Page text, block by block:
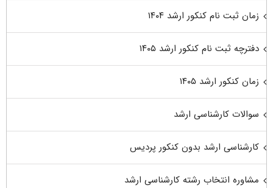
زمان ثبت نام کنکور ارشد ۱۴۰۴
دفترچه ثبت نام کنکور ارشد ۱۴۰۵
زمان کنکور ارشد ۱۴۰۵
سوالات کارشناسی ارشد
کارشناسی ارشد بدون کنکور پردیس
مشاوره انتخاب رشته کارشناسی ارشد